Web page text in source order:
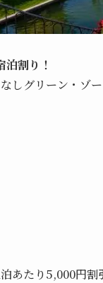
割り！
しグリーン・ゾ
あたり5,000円割